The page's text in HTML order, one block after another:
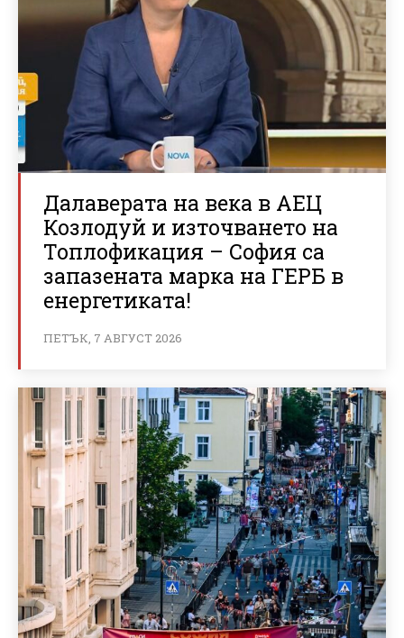
Далаверата на века в АЕЦ
Козлодуй и източването на
Топлофикация – София са
запазената марка на ГЕРБ в
енергетиката!
ПЕТЪК, 7 АВГУСТ 2026